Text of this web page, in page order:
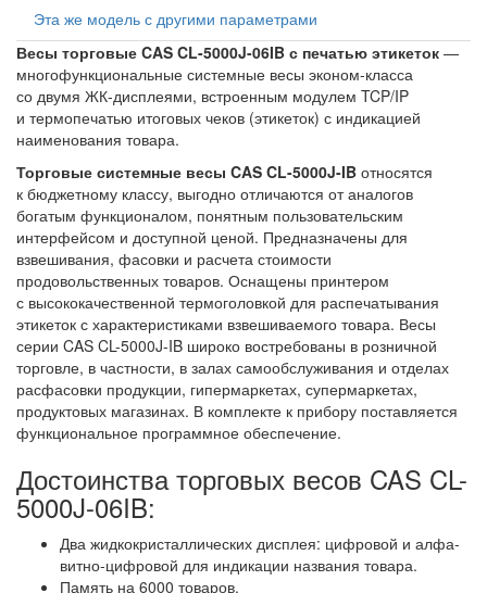
Эта же модель с другими параметрами
Весы торговые CAS CL-5000J-06IB с печатью этикеток —
многофункциональные системные весы эконом-класса
со двумя ЖК-дисплеями, встроенным модулем TCP/IP
и термопечатью итоговых чеков (этикеток) с индикацией
наименования товара.
Торговые системные весы CAS CL-5000J-IB относятся
к бюджетному классу, выгодно отличаются от аналогов
богатым функционалом, понятным пользовательским
интерфейсом и доступной ценой. Предназначены для
взвешивания, фасовки и расчета стоимости
продовольственных товаров. Оснащены принтером
с высококачественной термоголовкой для распечатывания
этикеток с характеристиками взвешиваемого товара. Весы
серии CAS CL-5000J-IB широко востребованы в розничной
торговле, в частности, в залах самообслуживания и отделах
расфасовки продукции, гипермаркетах, супермаркетах,
продуктовых магазинах. В комплекте к прибору поставляется
функциональное программное обеспечение.
Достоинства торговых весов CAS CL-
5000J-06IB:
Два жидкокристаллических дисплея: цифровой и алфа-
витно-цифровой для индикации названия товара.
Память на 6000 товаров.